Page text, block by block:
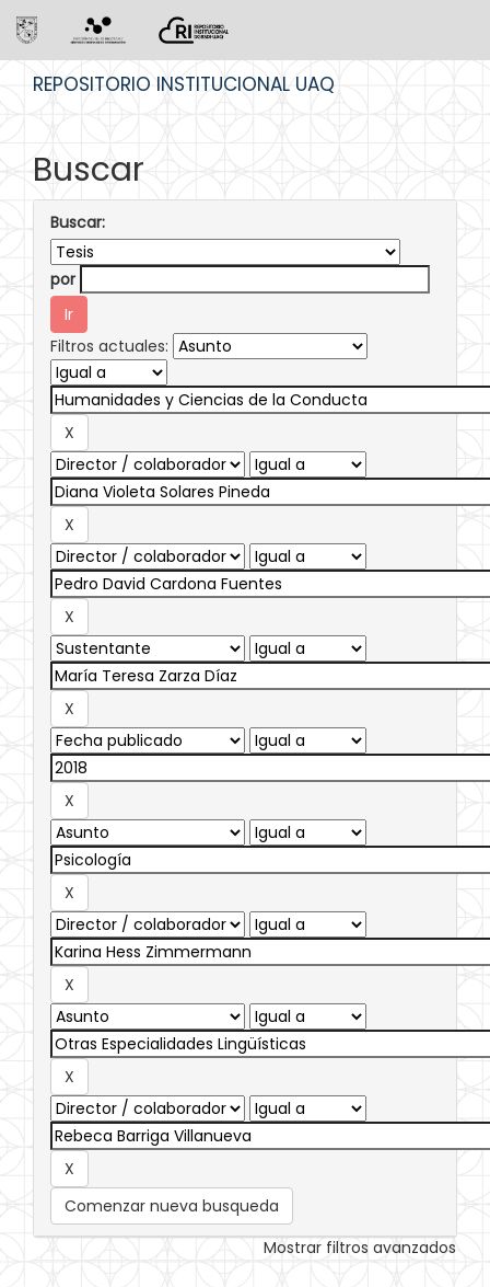
REPOSITORIO INSTITUCIONAL UAQ
Buscar
Buscar:
por
Filtros actuales:
Comenzar nueva busqueda
Mostrar filtros avanzados